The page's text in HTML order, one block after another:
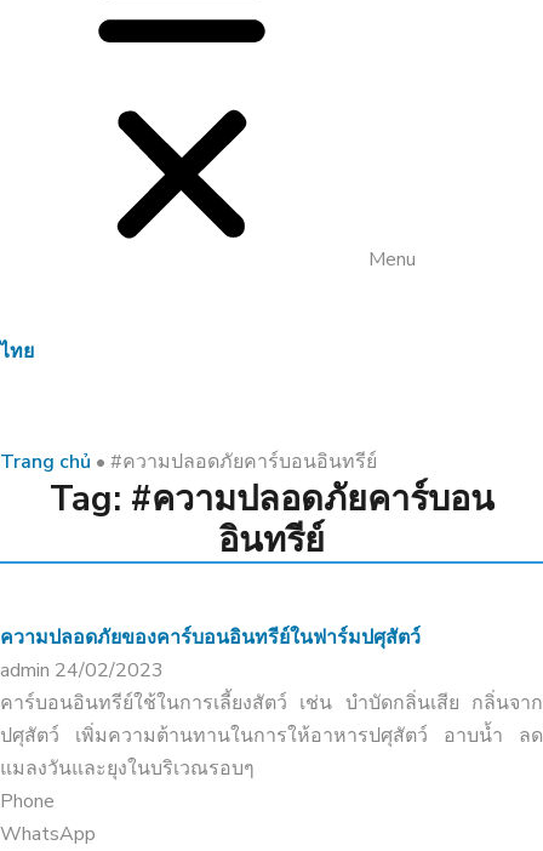
Menu
ไทย
Trang chủ • #ความปลอดภัยคาร์บอนอินทรีย์
Tag: #ความปลอดภัยคาร์บอน
อินทรีย์
ความปลอดภัยของคาร์บอนอินทรีย์ในฟาร์มปศุสัตว์
admin 24/02/2023
คาร์บอนอินทรีย์ใช้ในการเลี้ยงสัตว์ เช่น บำบัดกลิ่นเสีย กลิ่นจาก
ปศุสัตว์ เพิ่มความต้านทานในการให้อาหารปศุสัตว์ อาบน้ำ ลด
แมลงวันและยุงในบริเวณรอบๆ
Phone
WhatsApp